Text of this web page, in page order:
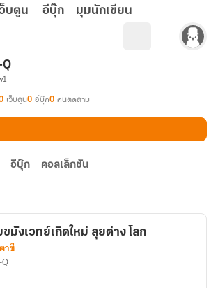
บตูน อีบุ๊ก มุมนักเขียน
เว็บตูน0 อีบุ๊ก0 คนติดตาม
อีบุ๊ก คอลเล็กชัน
มังเวทย์เกิดใหม่ ลุยต่าง โลก
าซี